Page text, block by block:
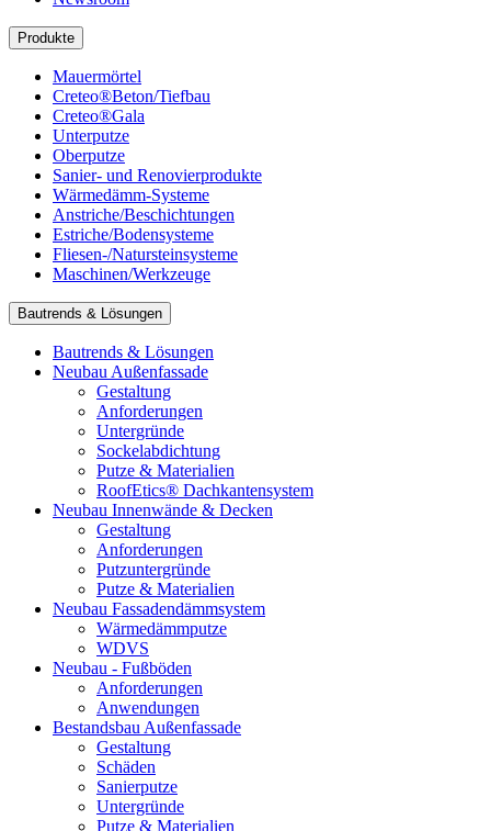
Produkte
Mauermörtel
Creteo®Beton/Tiefbau
Creteo®Gala
Unterputze
Oberputze
Sanier- und Renovierprodukte
Wärmedämm-Systeme
Anstriche/Beschichtungen
Estriche/Bodensysteme
Fliesen-/Natursteinsysteme
Maschinen/Werkzeuge
Bautrends & Lösungen
Bautrends & Lösungen
Neubau Außenfassade
Gestaltung
Anforderungen
Untergründe
Sockelabdichtung
Putze & Materialien
RoofEtics® Dachkantensystem
Neubau Innenwände & Decken
Gestaltung
Anforderungen
Putzuntergründe
Putze & Materialien
Neubau Fassadendämmsystem
Wärmedämmputze
WDVS
Neubau - Fußböden
Anforderungen
Anwendungen
Bestandsbau Außenfassade
Gestaltung
Schäden
Sanierputze
Untergründe
Putze & Materialien